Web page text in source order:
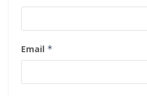
Email *